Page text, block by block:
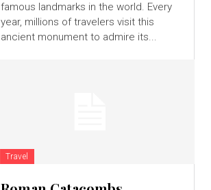
famous landmarks in the world. Every
year, millions of travelers visit this
ancient monument to admire its...
Travel